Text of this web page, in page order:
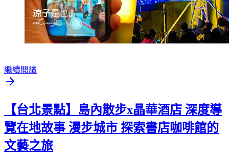
繼續閱讀
【台北景點】島內散步x晶華酒店 深度導
覽在地故事 漫步城市 探索書店咖啡館的
文藝之旅